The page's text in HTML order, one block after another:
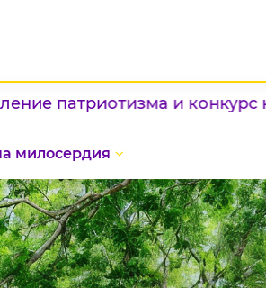
национальных
милосердия